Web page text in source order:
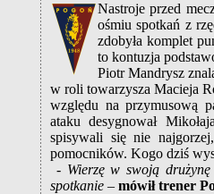
Nastroje przed
ośmiu spotkań z
zdobyła komplet
to kontuzja
Piotr Mandrysz
w roli towarzysza Macieja
względu na przymusową
ataku desygnował
spisywali się nie
pomocników. Kogo dziś
- Wierzę w swoją
spotkanie – mówił trener